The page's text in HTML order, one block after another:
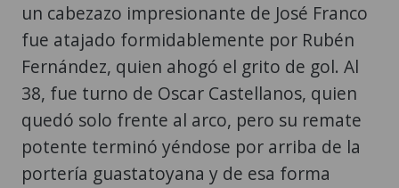
un cabezazo impresionante de José Franco
fue atajado formidablemente por Rubén
Fernández, quien ahogó el grito de gol. Al
38, fue turno de Oscar Castellanos, quien
quedó solo frente al arco, pero su remate
potente terminó yéndose por arriba de la
portería guastatoyana y de esa forma